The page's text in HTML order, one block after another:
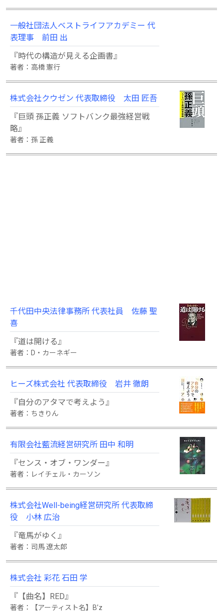
一般社団法人ベストライフアカデミー 代
表理事 前田 出
『時代の構造が見える企画書』
著者：高橋 憲行
株式会社クウゼン 代表取締役 太田 匠吾
『巨頭 孫正義 ソフトバンク最強経営戦
略』
著者：孫 正義
千代田中央法律事務所 代表社員 佐藤 聖
喜
『道は開ける』
著者：D・カーネギー
ヒーズ株式会社 代表取締役 岩井 徹朗
『自分のアタマで考えよう』
著者：ちきりん
有限会社藍流経営研究所 田中 和明
『センス・オブ・ワンダー』
著者：レイチェル・カーソン
株式会社Well-being経営研究所 代表取締
役 小林 広治
『竜馬がゆく』
著者：司馬 遼太郎
株式会社 彩花 石田 学
『【曲名】RED』
著者：【アーティスト名】B’z